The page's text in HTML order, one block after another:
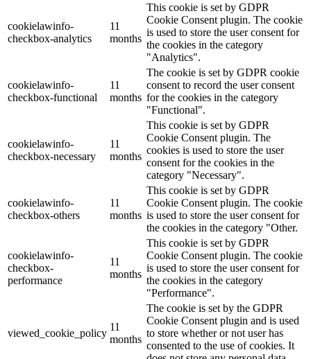
cookielawinfo-
checkbox-analytics
11
months
This cookie is set by GDPR
Cookie Consent plugin. The cookie
is used to store the user consent for
the cookies in the category
"Analytics".
cookielawinfo-
checkbox-functional
11
months
The cookie is set by GDPR cookie
consent to record the user consent
for the cookies in the category
"Functional".
cookielawinfo-
checkbox-necessary
11
months
This cookie is set by GDPR
Cookie Consent plugin. The
cookies is used to store the user
consent for the cookies in the
category "Necessary".
cookielawinfo-
checkbox-others
11
months
This cookie is set by GDPR
Cookie Consent plugin. The cookie
is used to store the user consent for
the cookies in the category "Other.
cookielawinfo-
checkbox-
performance
11
months
This cookie is set by GDPR
Cookie Consent plugin. The cookie
is used to store the user consent for
the cookies in the category
"Performance".
viewed_cookie_policy
11
months
The cookie is set by the GDPR
Cookie Consent plugin and is used
to store whether or not user has
consented to the use of cookies. It